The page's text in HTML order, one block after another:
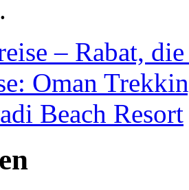
– Rabat,
Oman
Beach Resort